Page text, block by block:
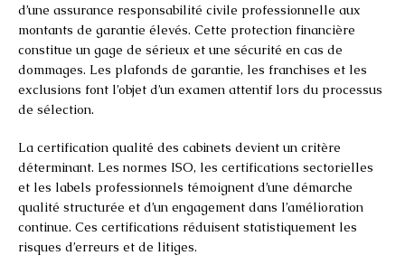
d’une assurance responsabilité civile professionnelle aux
montants de garantie élevés. Cette protection financière
constitue un gage de sérieux et une sécurité en cas de
dommages. Les plafonds de garantie, les franchises et les
exclusions font l’objet d’un examen attentif lors du processus
de sélection.
La certification qualité des cabinets devient un critère
déterminant. Les normes ISO, les certifications sectorielles
et les labels professionnels témoignent d’une démarche
qualité structurée et d’un engagement dans l’amélioration
continue. Ces certifications réduisent statistiquement les
risques d’erreurs et de litiges.